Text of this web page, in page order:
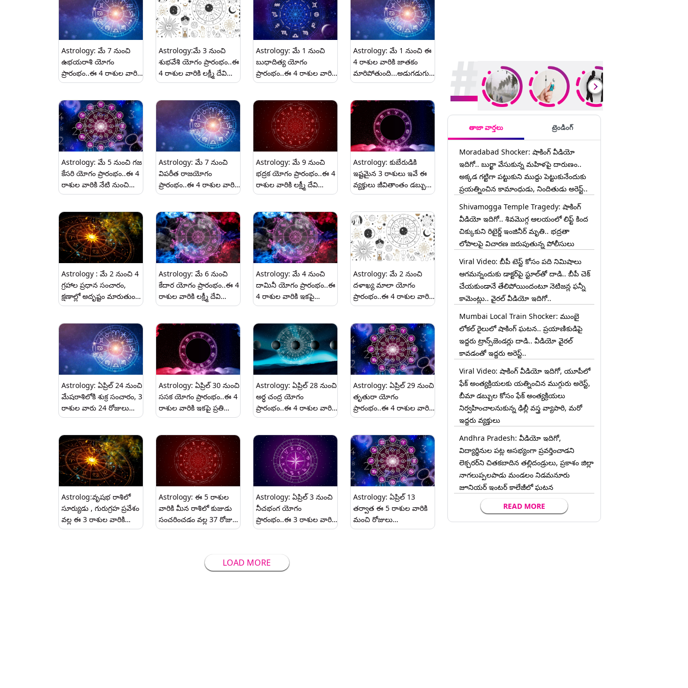
Astrology: మే 7 నుంచి
ఉభయరాశి యోగం
ప్రారంభం..ఈ 4 రాశుల వారికి
కుబేరుడి దయతో
ఎవరూ ఆపలేరు..
Astrology:మే 3 నుంచి
శుభవేశి యోగం ప్రారంభం..ఈ
4 రాశుల వారికి లక్ష్మీ దేవి
కృపతో డబ్బు
అమాంతం పెరుగుతాయి..
Astrology: మే 1 నుంచి
బుధాదిత్య యోగం
ప్రారంభం..ఈ 4 రాశుల వారికి
పట్టిందల్లా బంగారమే..వద్దంటే
అవుతారు..
Astrology: మే 1 నుంచి ఈ
4 రాశుల వారికి జాతకం
మారిపోతుంది...అడుగడుగునా
విజయాన్ని
డబ్బు లభిస్తుంది.
Astrology: మే 5 నుంచి గజ
కేసరి యోగం ప్రారంభం..ఈ 4
రాశుల వారికి నేటి నుంచి
వద్దన్నా డబ్బు వర్షం
Astrology: మే 7 నుంచి
విపరీత రాజయోగం
ప్రారంభం..ఈ 4 రాశుల వారికి
అదృష్టం ప్రారంభం..మీ
పెరుగుతుంది...
Astrology: మే 9 నుంచి
భద్రక యోగం ప్రారంభం..ఈ 4
రాశుల వారికి లక్ష్మీ దేవి
కృపతో అదృష్టం ప్రారంభం
అయాస్కాంతంలా వచ్చి
పడుతుంది..
Astrology: కుబేరుడికి
ఇష్టమైన 3 రాశులు ఇవే ఈ
వ్యక్తులు జీవితాంతం డబ్బుకు
లోటు వుండదు...అందులో మీ
Astrology : మే 2 నుంచి 4
గ్రహాల ప్రధాన సంచారం,
క్షణాల్లో అదృష్టం మారుతుంది,
5 రాశులకు ఉన్నత
Astrology: మే 6 నుంచి
కేదార యోగం ప్రారంభం..ఈ 4
రాశుల వారికి లక్ష్మీ దేవి
కృపతో డబ్బు వరదలా వచ్చి
బ్యాలెన్స్ అమాంతం
పెరగిపోతుంది..
Astrology: మే 4 నుంచి
దామినీ యోగం ప్రారంభం..ఈ
4 రాశుల వారికి ఇకపై
కుబేరుడి ఆశీర్వాదంతో డబ్బు
ఖాయం..
Astrology: మే 2 నుంచి
దళాఖ్య మాలా యోగం
ప్రారంభం..ఈ 4 రాశుల వారికి
నూతన గృహం, వాహనం కొనే
లాభం వచ్చే అవకాశం
Astrology: ఏప్రిల్ 24 నుంచి
మేషరాశిలోకి శుక్ర సంచారం, 3
రాశుల వారు 24 రోజులు
రాజులా జీవిస్తారు,
Astrology: ఏప్రిల్ 30 నుంచి
ససక యోగం ప్రారంభం..ఈ 4
రాశుల వారికి ఇకపై ప్రతి
రోజూ పండగే..వీరు
Astrology: ఏప్రిల్ 28 నుంచి
అర్ధ చంద్ర యోగం
ప్రారంభం..ఈ 4 రాశుల వారికి
ఇకపై ప్రతి రోజూ పండగే..వీరు
Astrology: ఏప్రిల్ 29 నుంచి
తృతురా యోగం
ప్రారంభం..ఈ 4 రాశుల వారికి
ఇకపై అదృష్టం వెంటపడి
అవడం ఖాయం..
Astrolog:వృషభ రాశిలో
సూర్యుడు , గురుగ్రహ ప్రవేశం
వల్ల ఈ 3 రాశుల వారికి
శుభవార్తలు అందుతాయి,
Astrology: ఈ 5 రాశుల
వారికి మీన రాశిలో కుజుడు
సంచరించడం వల్ల 37 రోజుల
పాటు అపారమైన సంపద
Astrology: ఏప్రిల్ 3 నుంచి
నీచభంగ యోగం
ప్రారంభం..ఈ 3 రాశుల వారికి
ధనం వరదలా
Astrology: ఏప్రిల్ 13
తర్వాత ఈ 5 రాశుల వారికి
మంచి రోజులు
ప్రారంభమవుతాయి, మేష
LOAD MORE
తాజా వార్తలు ట్రెండింగ్
Moradabad Shocker: షాకింగ్ వీడియో
ఇదిగో.. బుర్ఖా వేసుకున్న మహిళపై దారుణం..
అక్కడ గట్టిగా పట్టుకుని ముద్దు పెట్టుకునేందుకు
ప్రయత్నించిన కామాంధుడు, నిందితుడు అరెస్ట్..
Shivamogga Temple Tragedy: షాకింగ్
వీడియో ఇదిగో.. శివమొగ్గ ఆలయంలో లిఫ్ట్ కింద
చిక్కుకుని రిటైర్డ్ ఇంజినీర్ మృతి.. భద్రతా
లోపాలపై విచారణ జరుపుతున్న పోలీసులు
Viral Video: బీపీ టెస్ట్‌ కోసం పది నిమిషాలు
ఆగమన్నందుకు డాక్టర్‌పై స్టూల్‌తో దాడి.. బీపీ చెక్
చేయకుండానే తేలిపోయిందంటూ నెటిజన్ల ఫన్నీ
కామెంట్లు.. వైరల్ వీడియో ఇదిగో..
Mumbai Local Train Shocker: ముంబై
లోకల్ రైలులో షాకింగ్ ఘటన.. ప్రయాణికుడిపై
ఇద్దరు ట్రాన్స్‌జెండర్లు దాడి.. వీడియో వైరల్
కావడంతో ఇద్దరు అరెస్ట్..
Viral Video: షాకింగ్ వీడియో ఇదిగో, యూపీలో
ఫేక్ అంత్యక్రియలకు యత్నించిన ముగ్గురు అరెస్ట్,
బీమా డబ్బుల కోసం ఫేక్ అంత్యక్రియలు
నిర్వహించాలనుకున్న ఢిల్లీ వస్త్ర వ్యాపారి, మరో
ఇద్దరు వ్యక్తులు
Andhra Pradesh: వీడియో ఇదిగో,
విద్యార్థినుల పట్ల అసభ్యంగా ప్రవర్తించాడని
లెక్చ‌ర‌ర్‌ని చిత‌క‌బాదిన త‌ల్లిదండ్రులు, ప్రకాశం జిల్లా
నాగలుప్పలపాడు మండలం నిడమనూరు
జూనియర్ ఇంటర్ కాలేజీలో ఘటన
READ MORE